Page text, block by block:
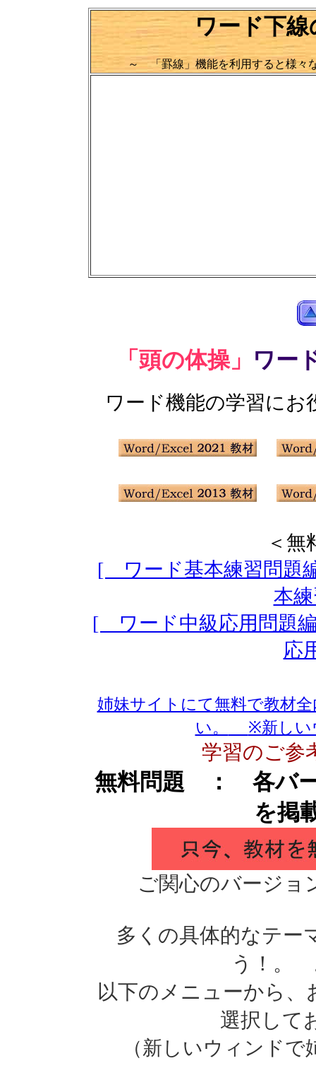
ワード下線
～ 「罫線」機能を利用すると様々
「頭の体操」 ワー
ワード機能の学習にお
＜無
[ ワード基本練習問
本
[ ワード中級応用問題
応
姉妹サイトにて無料で教材
い。
※新しい
学習のご参
無料問題 ： 各バー
を掲
ご関心のバージョ
多くの具体的なテー
う！。
以下のメニューから
選択して
（新しいウィンド